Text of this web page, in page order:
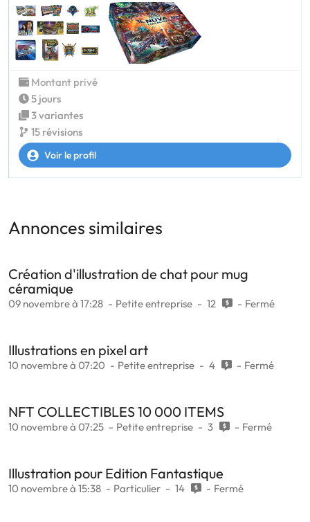
Montant privé
5 jours
3 variantes
15 révisions
Voir le profil
Annonces similaires
Création d'illustration de chat pour mug
céramique
09 novembre à 17:28 Petite entreprise 12 Fermé
Illustrations en pixel art
10 novembre à 07:20 Petite entreprise 4 Fermé
NFT COLLECTIBLES 10 000 ITEMS
10 novembre à 07:25 Petite entreprise 3 Fermé
Illustration pour Edition Fantastique
10 novembre à 15:38 Particulier 14 Fermé